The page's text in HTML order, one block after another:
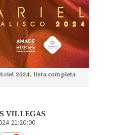
2024, lista completa
VILLEGAS
21:20:00